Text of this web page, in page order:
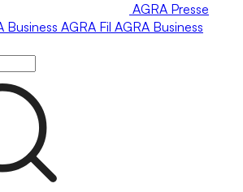
AGRA Presse
Business AGRA Fil AGRA Business